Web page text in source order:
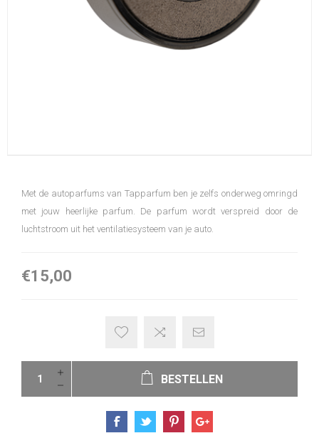
Met de autoparfums van Tapparfum ben je zelfs onderweg omringd
met jouw heerlijke parfum. De parfum wordt verspreid door de
luchtstroom uit het ventilatiesysteem van je auto.
€15,00
BESTELLEN